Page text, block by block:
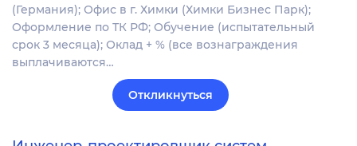
(Германия); Офис в г. Химки (Химки Бизнес Парк);
Оформление по ТК РФ; Обучение (испытательный
срок 3 месяца); Оклад + % (все вознаграждения
выплачиваются…
Откликнуться